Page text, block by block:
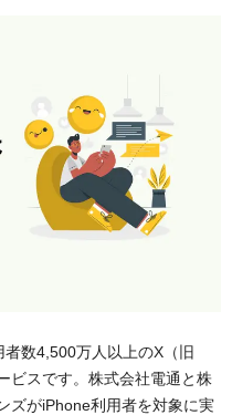
数4,500万人以上のX（旧
ビスです。株式会社電通と株
ズがiPhone利用者を対象に実